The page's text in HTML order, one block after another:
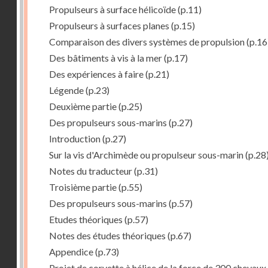
Propulseurs à surface hélicoïde(p.11)
Propulseurs à surfaces planes (p.15)
Comparaison des divers systèmes de propulsion
Des bâtiments à vis à la mer(p.17)
Des expériences à faire(p.21)
Légende(p.23)
Deuxième partie(p.25)
Des propulseurs sous-marins (p.27)
Introduction(p.27)
Sur la vis d'Archimède ou propulseur sous-marin
Notes du traducteur(p.31)
Troisième partie(p.55)
Des propulseurs sous-marins (p.57)
Etudes théoriques (p.57)
Notes des études théoriques (p.67)
Appendice(p.73)